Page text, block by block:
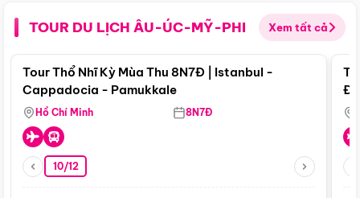
TOUR DU LỊCH ÂU-ÚC-MỸ-PHI Xem tất cả
Điểm nổi bật
Tour Thổ Nhĩ Kỳ Mùa Thu 8N7Đ | Istanbul -
Cappadocia - Pamukkale
Hồ Chí Minh 8N7Đ
10/12